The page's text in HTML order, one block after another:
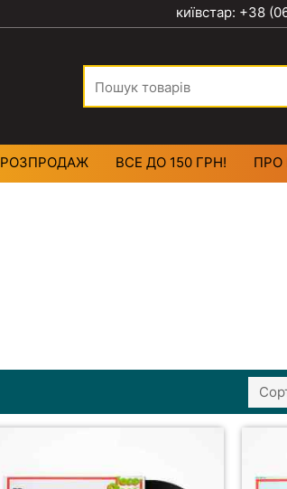
київстар: +38
РОЗПРОДАЖ ВСЕ ДО 150 ГРН! ПРО